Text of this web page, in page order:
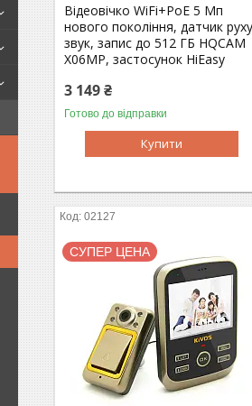
Відеовічко WiFi+PoE 5 Мп
нового покоління, датчик
звук, запис до 512 ГБ HQCAM
X06MP, застосунок HiEasy
3 149 ₴
Готово до відправки
Купити
02127
СУПЕР ЦЕНА